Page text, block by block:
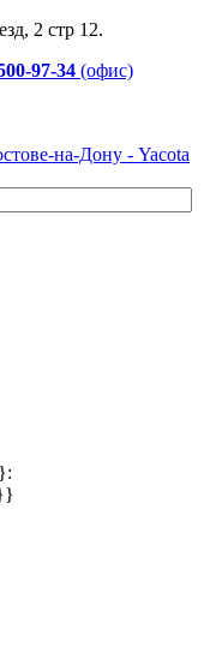
2 стр 12.
97-34 (офис)